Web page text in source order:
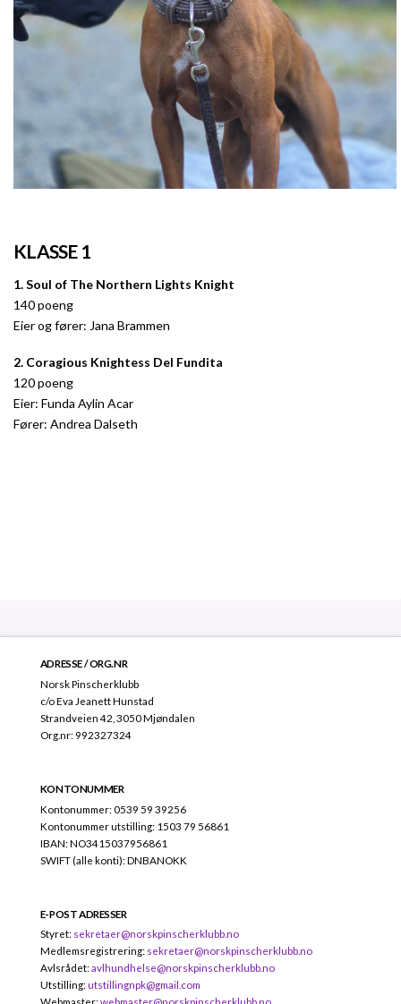
KLASSE 1
1. Soul of The Northern Lights Knight
140 poeng
Eier og fører: Jana Brammen
2. Coragious Knightess Del Fundita
120 poeng
Eier: Funda Aylin Acar
Fører: Andrea Dalseth
ADRESSE / ORG.NR
Norsk Pinscherklubb
c/o Eva Jeanett Hunstad
Strandveien 42, 3050 Mjøndalen
Org.nr: 992327324
KONTONUMMER
Kontonummer: 0539 59 39256
Kontonummer utstilling: 1503 79 56861
IBAN: NO3415037956861
SWIFT (alle konti): DNBANOKK
E-POST ADRESSER
Styret: sekretaer@norskpinscherklubb.no
Medlemsregistrering: sekretaer@norskpinscherklubb.no
Avlsrådet:avlhundhelse@norskpinscherklubb.no
Utstilling:utstillingnpk@gmail.com